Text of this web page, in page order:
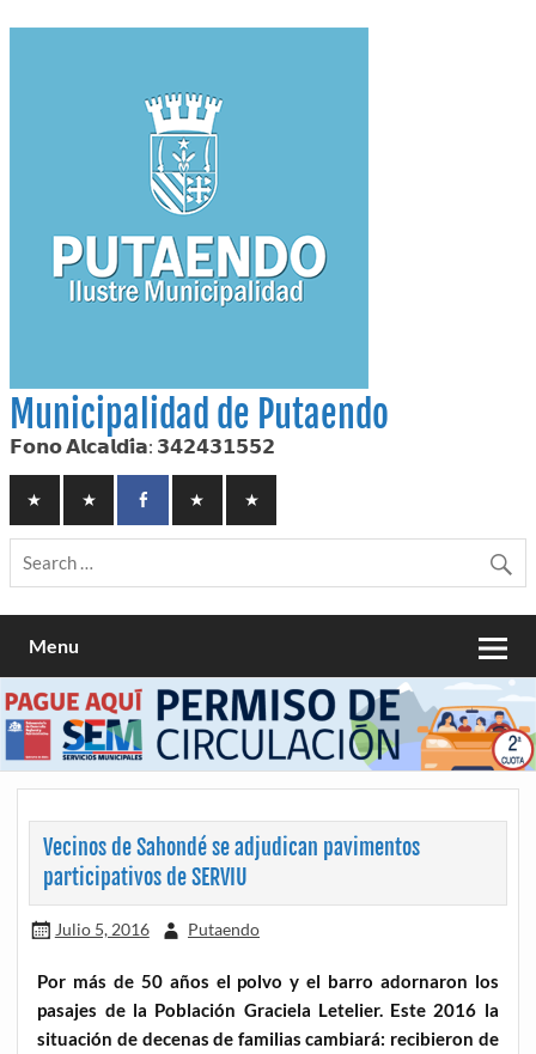
to
Municipalidad de Putaendo
𝗙𝗼𝗻𝗼 𝗔𝗹𝗰𝗮𝗹𝗱𝗶́𝗮: 𝟯𝟰𝟮𝟰𝟯𝟭𝟱𝟱𝟮
Menu
Vecinos de Sahondé se adjudican pavimentos
participativos de SERVIU
Julio 5, 2016 Putaendo
Por más de 50 años el polvo y el barro adornaron los
pasajes de la Población Graciela Letelier. Este 2016 la
situación de decenas de familias cambiará: recibieron de